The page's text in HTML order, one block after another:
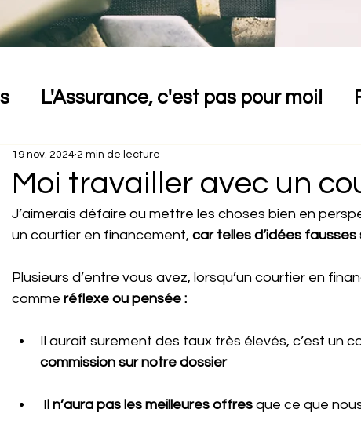
L'Assurance, c'est pas pour moi!
travailler avec elle ?
erreurs qui vous coûterons $$$$
Moi travailler avec un
19 nov. 2024 2 min de lecture
J’aimerais défaire ou mettre les choses bien en
un courtier en financement, car telles d’idées
Plusieurs d’entre vous avez, lorsqu’un courtier en
comme réflexe ou pensée :
Il aurait surement des taux très élevés, c’est un
commission sur notre dossier
Il n’aura pas les meilleures offres que ce que